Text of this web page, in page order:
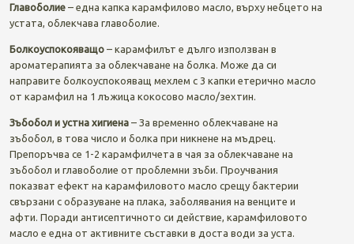
Главоболие– една капка карамфилово масло, върху небцето на
устата, облекчава главоболиe.
Болкоуспокояващо– карамфилът е дълго използван в
ароматерапията за облекчаване на болка. Може да си
направите болкоуспокояващ мехлем с 3 капки етерично масло
от карамфил на 1 лъжица кокосово масло/зехтин.
Зъбобол и устна хигиена– За временно облекчаване на
зъбобол, в това число и болка при никнене на мъдрец.
Препоръчва се 1-2 карамфилчета в чая за облекчаване на
зъбобол и главоболие от проблемни зъби. Проучвания
показват ефект на карамфиловото масло срещу бактерии
свързани с образуване на плака, заболявания на венците и
афти. Поради антисептичното си действие, карамфиловото
масло е една от активните съставки в доста води за уста.